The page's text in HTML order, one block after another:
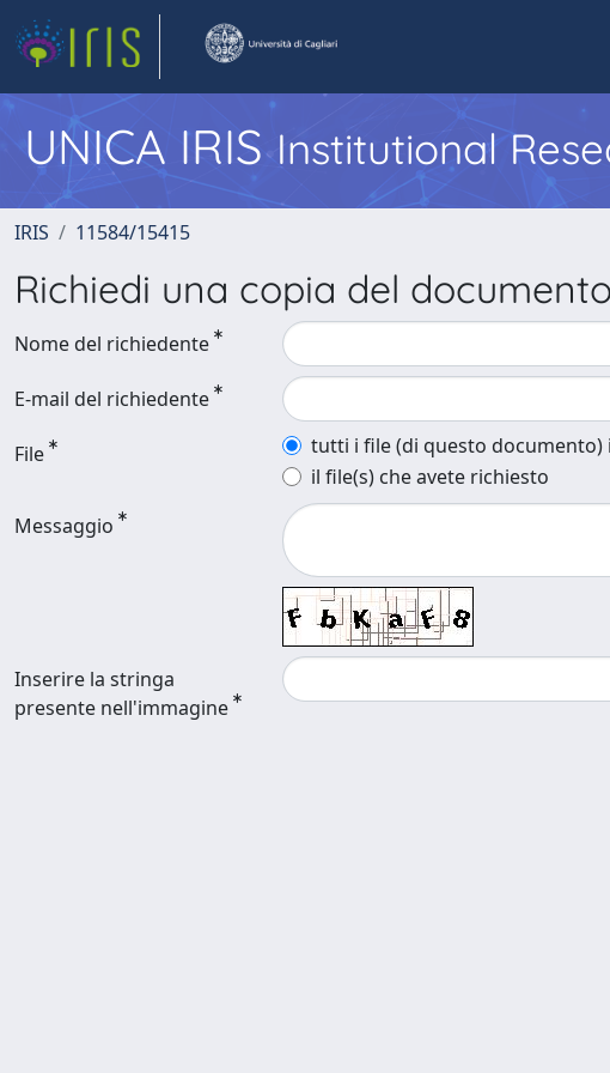
UNICA IRISInstitutional
IRIS 11584/15415
Richiedi una copia del
Nome del richiedente
E-mail del richiedente
File
tutti i file (di questo documento)
il file(s) che avete richiesto
Messaggio
Inserire la stringa
presente nell'immagine